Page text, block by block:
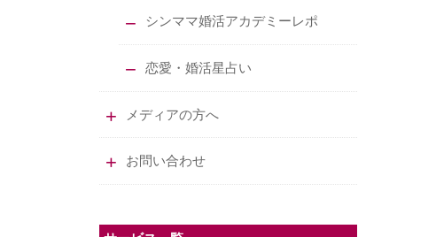
シンママ婚活アカデミーレポ
恋愛・婚活星占い
メディアの方へ
お問い合わせ